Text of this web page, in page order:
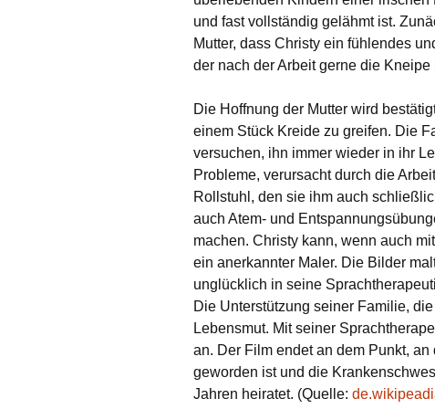
und fast vollständig gelähmt ist.
Mutter, dass Christy ein fühlendes
der nach der Arbeit gerne die
Die Hoffnung der Mutter wird
einem Stück Kreide zu greifen. Die
versuchen, ihn immer wieder in ihr
Probleme, verursacht durch die
Rollstuhl, den sie ihm auch
auch Atem- und
machen. Christy kann, wenn auch
ein anerkannter Maler. Die Bilder
unglücklich in seine
Die Unterstützung seiner Familie,
Lebensmut. Mit seiner
an. Der Film endet an dem Punkt,
geworden ist und die
Jahren heiratet. (Quelle: